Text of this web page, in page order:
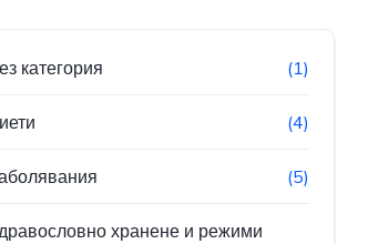
категория (1)
(4)
(5)
хранене и режими